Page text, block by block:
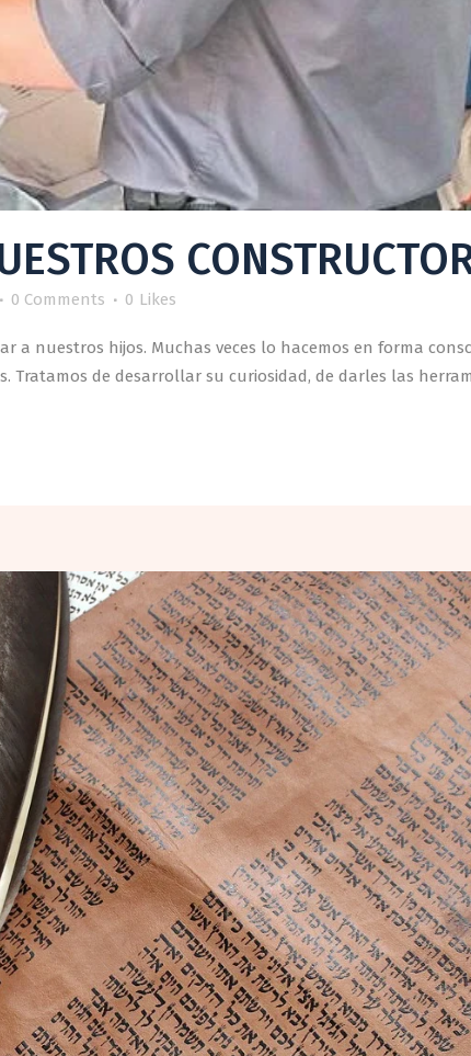
0 Comments 0 Likes
a nuestros hijos. Muchas veces lo hacemos en forma
de desarrollar su curiosidad, de darles las